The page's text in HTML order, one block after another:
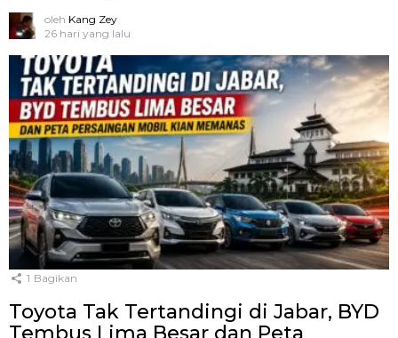
oleh Kang Zey
26 hari yang lalu
1 Bagikan
Toyota Tak Tertandingi di Jabar, BYD